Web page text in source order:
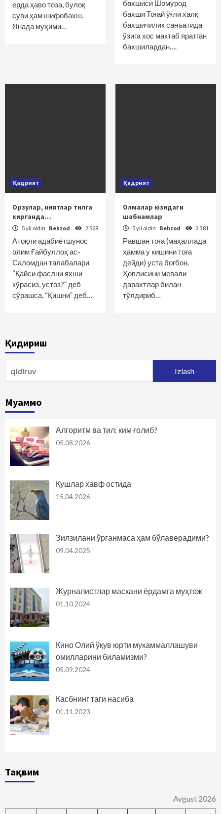
ерда ҳаво тоза, булоқ
суви ҳам шифобахш.
Янада муҳими…
бахшиси Шомурод
бахши Тоғай ўғли халқ
бахшичилик санъатида
ўзига хос мактаб яратган
бахшилардан….
Қадрият
Орзулар, ниятлар тилга
кирганда…
5 yil oldin Behzod 2 568
Атоқли адабиётшунос
олим Ғайбуллоҳ ас-
Саломдан талабалари
“Қайси фаслни яхши
кўрасиз, устоз?” деб
сўрашса, “Қишни” деб…
Қадрият
Олмалар юзидаги
шабнамлар
5 yil oldin Behzod 2 381
Равшан тоға (маҳаллада
ҳамма у кишини тоға
дейди) уста боғбон.
Ҳовлисини мевали
дарахтлар билан
тўлдириб…
Қидириш
Муаммо
Алгоритм ва тил: ким ғолиб?
05.08.2026
Қушлар хавф остида
15.04.2026
Зилзилани ўрганмаса ҳам бўлаверадими?
09.04.2025
Журналистлар маскани ёрдамга муҳтож
01.10.2024
Кино Олий ўқув юрти мукаммаллашуви
омилларини биламизми?
05.09.2024
Касбнинг таги насиба
01.11.2023
Тақвим
Avgust 2026